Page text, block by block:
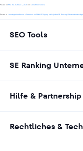
Posted on Mai 28, 2026Juli 1, 2026 von Olha Honcharova
Posted in UncategorizedLeave a Comment on %%API-Zugang ist in jedem SE Ranking-Paket enthalten
SEO Tools
SE Ranking
Hilfe & Partnership
Rechtliches &